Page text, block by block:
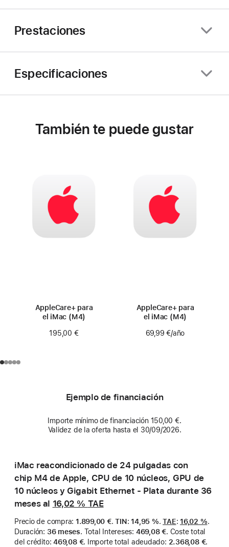
Prestaciones
Especificaciones
También te puede gustar
AppleCare+ para
el iMac (M4)
195,00 €
AppleCare+ para
el iMac (M4)
69,99 €/año
Ejemplo de financiación
Importe mínimo de financiación 150,00 €.
Validez de la oferta hasta el 30/09/2026.
iMac reacondicionado de 24 pulgadas con
chip M4 de Apple, CPU de 10 núcleos, GPU de
10 núcleos y Gigabit Ethernet - Plata durante 36
meses al 16,02 % TAE
Precio de compra: 1.899,00 €.TIN: 14,95 %.TAE: 16,02 %.
Duración: 36 meses. Total Intereses: 469,08 €. Coste total
del crédito: 469,08 €. Importe total adeudado: 2.368,08 €.